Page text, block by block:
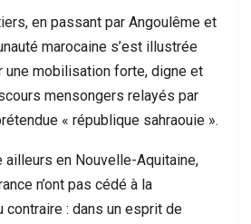
en passant par Angoulême et
marocaine s’est illustrée
une mobilisation forte, digne et
mensongers relayés par
« république sahraouie ».
ailleurs en Nouvelle-Aquitaine,
n’ont pas cédé à la
contraire : dans un esprit de